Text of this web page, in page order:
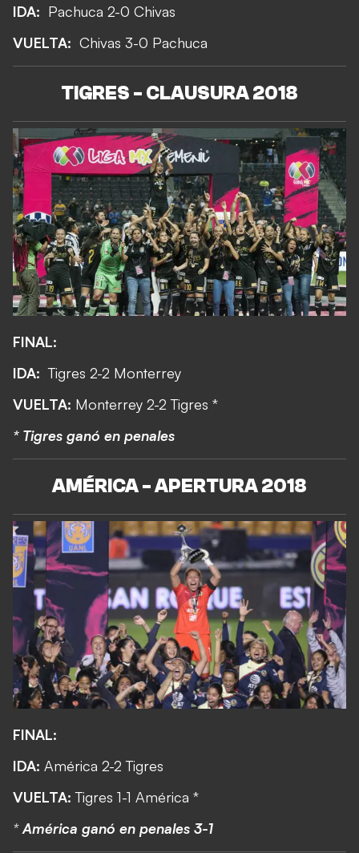
IDA: Pachuca 2-0 Chivas
VUELTA: Chivas 3-0 Pachuca
TIGRES - CLAUSURA 2018
FINAL:
IDA: Tigres 2-2 Monterrey
VUELTA: Monterrey 2-2 Tigres *
* Tigres ganó en penales
AMÉRICA - APERTURA 2018
FINAL:
IDA: América 2-2 Tigres
VUELTA:Tigres 1-1 América *
*América ganó en penales 3-1